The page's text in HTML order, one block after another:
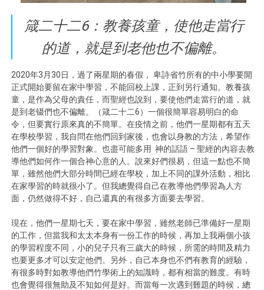
箴二十二6：教養孩童，使他走當行
的道，就是到老他也不偏離。
2020年3月30日，過了兩星期的春假， 卑詩省竹所有的中小學要開
正式開始要留在家中學習，不能回校上課，正到另行通知。教養孩
童，是作為父母的責任，而聖經也說到，要使他們走當行的道，就
是到老镊們也不偏離。（箴二十二6）一個很簡單容易明白的命
令，但要實行原來真的不簡單。在疫情之前，他們一星期都有五天
在學校學習，我自問在他們回到家後，也會以身教的方法，希望作
他們一個好的學習對象。也盡可能多用 神的話語 – 聖經的內容去教
導他們如何作一個合神心意的人。說來好們很易，但這一點也不簡
單，雖然他們大部分時間已經在學校，加上不同的課外活動，相比
在家學習的時就很小了。但我總覺得自己在教導他們學習為人方
面，仍然做得不好，自己還真的有很多方面要去學習。
現在，他們一星期七天，要在家中學習，雖然老師已準備好一星期
的工作，但當我和太太本身有一份工作的時候，再加上我兩個小孩
的學習程度不同，小的兒子只有三歲大的時候，所需的時間及精力
也要更多才可以安定他們。另外，自己本身也不們有教育的經驗，
有很多時對如教導他們竹學術上的知識時，都有相當的難度。有時
也會覺得很無助及不知如何是好。而當每一次遇到難題的時候，總